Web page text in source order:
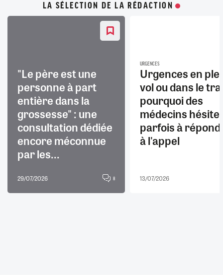
LA SÉLECTION DE LA RÉDACTION
"Le père est une
personne à part
entière dans la
grossesse" : une
consultation dédiée
encore méconnue
par les...
29/07/2026 8
URGENCES
Urgences en
vol ou dans le
pourquoi des
médecins
parfois à
à l'appel
13/07/2026